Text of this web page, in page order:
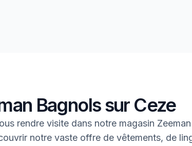
Bagnols sur Ceze
rendre visite dans notre magasin
notre vaste offre de vêtements, de